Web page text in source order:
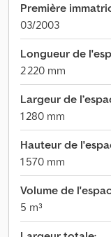
Première
03/2003
Longueur de
2 220 mm
Largeur de
1 280 mm
Hauteur de
1 570 mm
Volume de
5 m³